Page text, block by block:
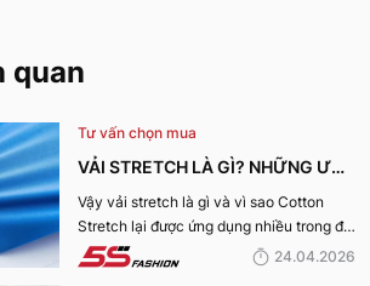
quan
Tư vấn chọn mua
VẢI STRETCH LÀ GÌ? NHỮNG ƯU
ĐIỂM VÀ ỨNG DỤNG CỦA VẢI
COTTON STRETCH
Vậy vải stretch là gì và vì sao Cotton
Stretch lại được ứng dụng nhiều trong đời
sống? Hãy cùng 5S Fashion tìm hiểu chi
24.04.2026